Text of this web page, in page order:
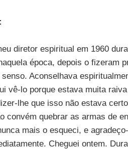
diretor espiritual em 1960
época, depois o fizeram
Aconselhava
vê-lo porque estava muita
lhe que isso não estava
convém quebrar as armas de
mais o esqueci, e
Cheguei ontem.